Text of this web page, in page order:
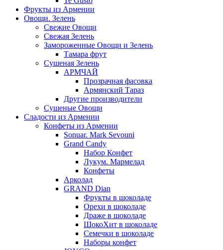
Фрукты из Армении
Овощи. Зелень
Свежие Овощи
Свежая Зелень
Замороженные Овощи и Зелень
Тамара фрут
Сушеная Зелень
АРМЧАЙ
Прозрачная фасовка
Армянский Тараз
Другие производители
Сушеные Овощи
Сладости из Армении
Конфеты из Армении
Sonuar. Mark Sevouni
Grand Candy
Набор Конфет
Лукум. Мармелад
Конфеты
Арколад
GRAND Dian
Фрукты в шоколаде
Орехи в шоколаде
Драже в шоколаде
ШокоХит в шоколаде
Семечки в шоколаде
Наборы конфет